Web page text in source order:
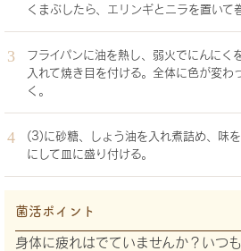
くまぶしたら、エリンギとニラを置いて
フライパンに油を熱し、弱火でにんにく
入れて焼き目を付ける。全体に色が変わ
く。
(3)に砂糖、しょう油を入れ煮詰め、味
にして皿に盛り付ける。
菌活ポイント
身体に疲れはでていませんか？いつ